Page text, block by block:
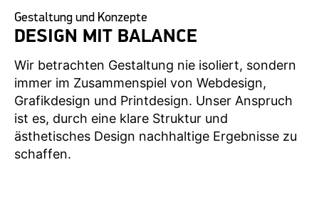
Gestaltung und Konzepte
DESIGN MIT BALANCE
Wir betrachten Gestaltung nie isoliert, sondern
immer im Zusammenspiel von Webdesign,
Grafikdesign und Printdesign. Unser Anspruch
ist es, durch eine klare Struktur und
ästhetisches Design nachhaltige Ergebnisse zu
schaffen.